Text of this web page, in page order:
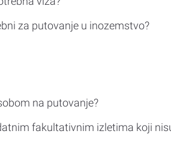
za putovanje u inozemstvo?
na putovanje?
fakultativnim izletima koji